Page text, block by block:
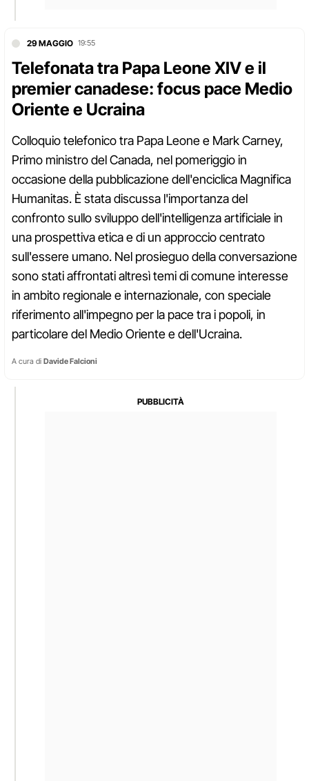
29 MAGGIO 19:55
Telefonata tra Papa Leone XIV e il
premier canadese: focus pace Medio
Oriente e Ucraina
Colloquio telefonico tra Papa Leone e Mark Carney,
Primo ministro del Canada, nel pomeriggio in
occasione della pubblicazione dell'enciclica Magnifica
Humanitas. È stata discussa l'importanza del
confronto sullo sviluppo dell'intelligenza artificiale in
una prospettiva etica e di un approccio centrato
sull'essere umano. Nel prosieguo della conversazione
sono stati affrontati altresì temi di comune interesse
in ambito regionale e internazionale, con speciale
riferimento all'impegno per la pace tra i popoli, in
particolare del Medio Oriente e dell'Ucraina.
A cura di Davide Falcioni